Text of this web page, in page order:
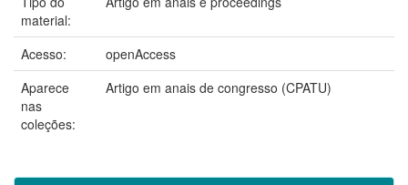
material:
Acesso:
openAccess
Aparece
nas
coleções:
Artigo em anais de congresso (CPATU)